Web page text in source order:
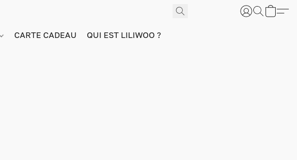
CARTE CADEAU QUI EST LILIWOO ?